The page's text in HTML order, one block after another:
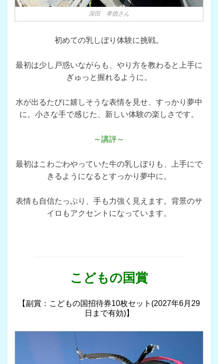
深田 孝徳さん
初めての乳しぼり体験に挑戦。
最初は少し戸惑いながらも、やり方を教わると上手に
ぎゅっと握れるように。
水が出るたびに嬉しそうな表情を見せ、すっかり夢中
に。小さな手で感じた、新しい体験の楽しさです。
～講評～
最初はこわごわやっていた牛の乳しぼりも、上手にで
きるようになるとすっかり夢中に。
表情も自信たっぷり、手も力強く見えます。背景のサ
イロもアクセントになっています。
こどもの国賞
【副賞：こどもの国招待券10枚セット(2027年6月29
日まで有効)】